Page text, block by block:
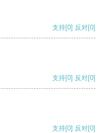
支持[0] 反对[0]
支持[0] 反对[0]
支持[0] 反对[0]